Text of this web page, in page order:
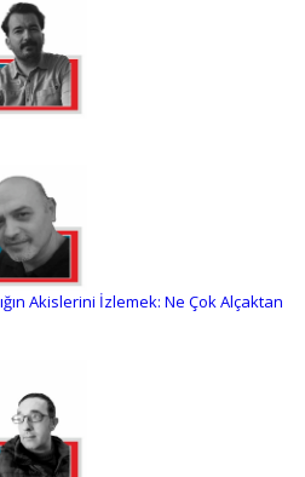
Akislerini İzlemek: Ne Çok Alçaktan